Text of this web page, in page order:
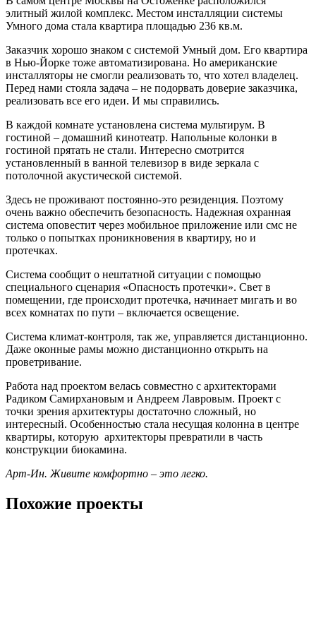
элитный жилой комплекс. Местом инсталляции системы
Умного дома стала квартира площадью 236 кв.м.
Заказчик хорошо знаком с системой Умный дом. Его квартира
в Нью-Йорке тоже автоматизирована. Но американские
инсталляторы не смогли реализовать то, что хотел владелец.
Перед нами стояла задача – не подорвать доверие заказчика,
реализовать все его идеи. И мы справились.
В каждой комнате установлена система мультирум. В
гостиной – домашний кинотеатр. Напольные колонки в
гостиной прятать не стали. Интересно смотрится
установленный в ванной телевизор в виде зеркала с
потолочной акустической системой.
Здесь не проживают постоянно-это резиденция. Поэтому
очень важно обеспечить безопасность. Надежная охранная
система оповестит через мобильное приложение или смс не
только о попытках проникновения в квартиру, но и
протечках.
Система сообщит о нештатной ситуации с помощью
специального сценария «Опасность протечки». Свет в
помещении, где происходит протечка, начинает мигать и во
всех комнатах по пути – включается освещение.
Система климат-контроля, так же, управляется дистанционно.
Даже оконные рамы можно дистанционно открыть на
проветривание.
Работа над проектом велась совместно с архитекторами
Радиком Самирхановым и Андреем Лавровым. Проект с
точки зрения архитектуры достаточно сложный, но
интересный. Особенностью стала несущая колонна в центре
квартиры, которую архитекторы превратили в часть
конструкции биокамина.
Арт-Ин. Живите комфортно – это легко.
Похожие проекты